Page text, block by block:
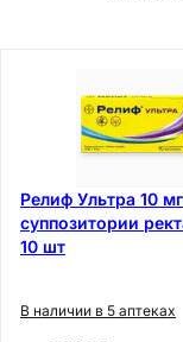
Релиф Ультра 10
суппозитории
10 шт
В наличии в 5 аптеках